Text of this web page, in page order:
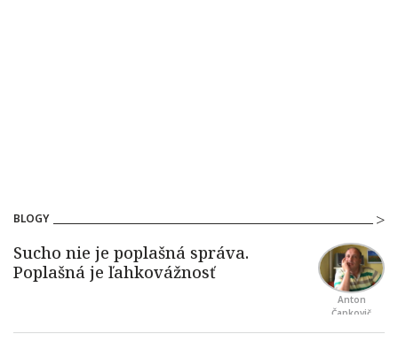
BLOGY
Anton
Čapkovič